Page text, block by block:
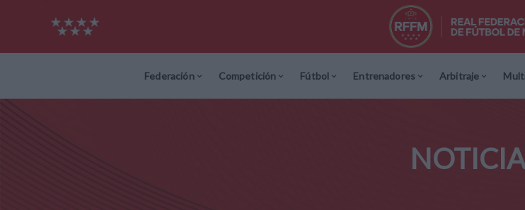
Federación Competición Fútbol Entrenadores Arbitraje